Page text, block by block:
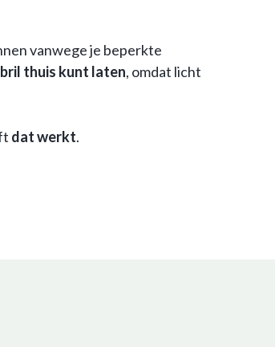
vanwege je beperkte
thuis kunt laten, omdat licht
datwerkt.